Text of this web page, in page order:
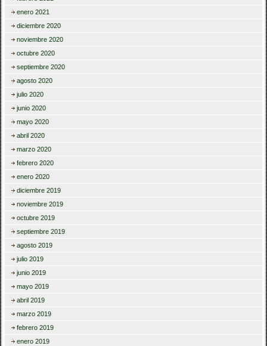
enero 2021
diciembre 2020
noviembre 2020
octubre 2020
septiembre 2020
agosto 2020
julio 2020
junio 2020
mayo 2020
abril 2020
marzo 2020
febrero 2020
enero 2020
diciembre 2019
noviembre 2019
octubre 2019
septiembre 2019
agosto 2019
julio 2019
junio 2019
mayo 2019
abril 2019
marzo 2019
febrero 2019
enero 2019